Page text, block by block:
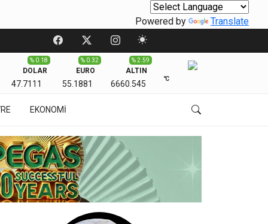
Powered by Translate
DOLAR
47.7111
% 0.18
EURO
55.1881
% 0.32
ALTIN
6660.545
% 2.59
℃
EKONOMİ